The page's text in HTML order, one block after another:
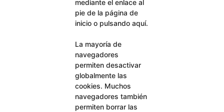
mediante el enlace al
pie de la página de
inicio o pulsando aquí.
La mayoría de
navegadores
permiten desactivar
globalmente las
cookies. Muchos
navegadores también
permiten borrar las